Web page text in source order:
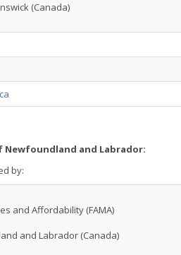
(Canada)
Newfoundland and Labrador:
by:
and Affordability (FAMA)
and Labrador (Canada)